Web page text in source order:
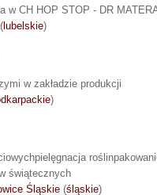
w CH HOP STOP - DR
( lubelskie)
w zakładzie produkcji
)
świątecznych
Śląskie (śląskie)